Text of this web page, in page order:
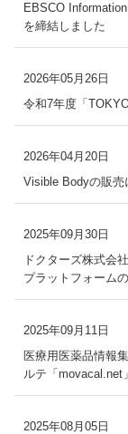
EBSCO
を締結しました
2026年05月26日
令和7年度「
2026年04月20日
Visible Bodyの販売
2025年09月30日
ドクターズ株式会
プラットフォーム
2025年09月11日
医療用医薬品情報
ルテ「movacal.net
2025年08月05日